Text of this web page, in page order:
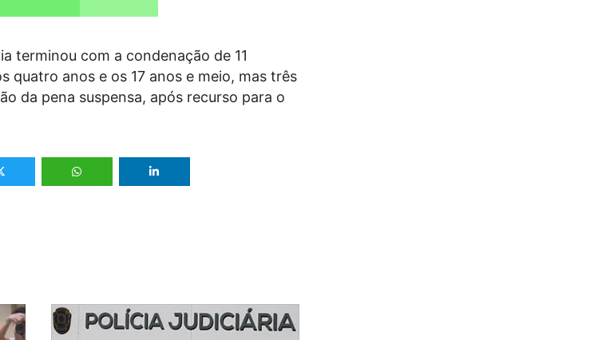
terminou com a condenação de 11
quatro anos e os 17 anos e meio, mas três
da pena suspensa, após recurso para o